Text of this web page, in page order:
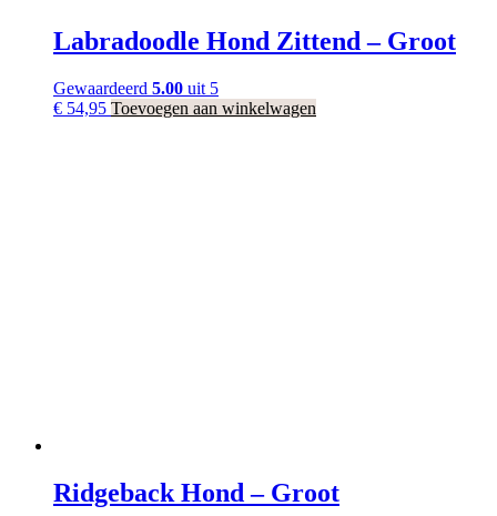
Labradoodle Hond Zittend – Groot
Gewaardeerd 5.00 uit 5
€ 54,95 Toevoegen aan winkelwagen
Ridgeback Hond – Groot